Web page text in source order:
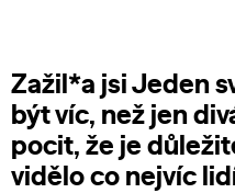
Zažil*a jsi Jeden
být víc, než jen
pocit, že je
vidělo co nejvíc